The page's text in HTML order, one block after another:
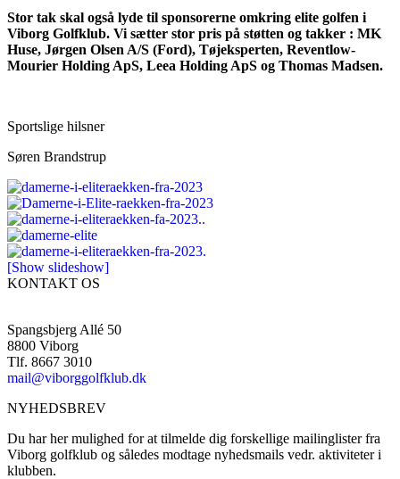
Stor tak skal også lyde til sponsorerne omkring elite golfen i
Viborg Golfklub. Vi sætter stor pris på støtten og takker : MK
Huse, Jørgen Olsen A/S (Ford), Tøjeksperten, Reventlow-
Mourier Holding ApS, Leea Holding ApS og Thomas Madsen.
Sportslige hilsner
Søren Brandstrup
[Show slideshow]
KONTAKT OS
Spangsbjerg Allé 50
8800 Viborg
Tlf. 8667 3010
mail@viborggolfklub.dk
NYHEDSBREV
Du har her mulighed for at tilmelde dig forskellige mailinglister fra
Viborg golfklub og således modtage nyhedsmails vedr. aktiviteter i
klubben.